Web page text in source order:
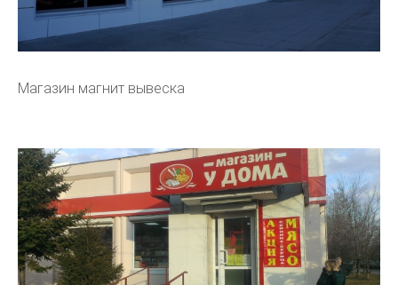
Магазин магнит вывеска